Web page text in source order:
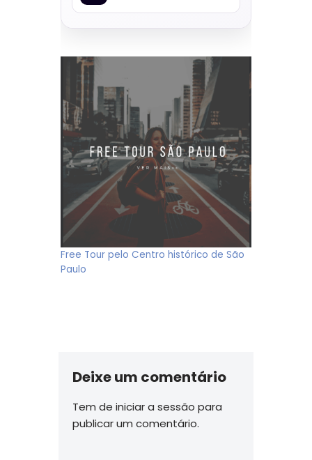
Free Tour pelo Centro histórico de São
Paulo
Deixe um comentário
Tem de iniciar a sessão para
publicar um comentário.